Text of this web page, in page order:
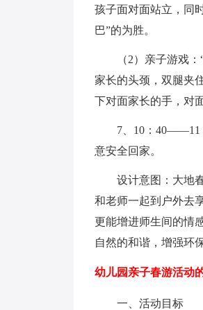
孩子面对面站立，同
巴”的为胜。
（2）亲子游戏：“
家长的头颈，双腿夹
下对面家长的手，对
7、10：40——11：
意安全回家。
设计意图：大地春
和老师一起到户外去
更能增进师生间的情
自然的和谐，增强环
幼儿园亲子春游活动
一、活动目标